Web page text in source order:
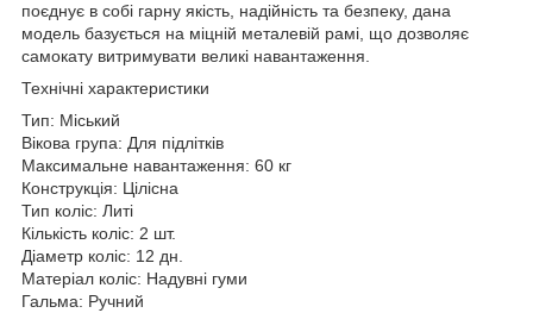
поєднує в собі гарну якість, надійність та безпеку, дана
модель базується на міцній металевій рамі, що дозволяє
самокату витримувати великі навантаження.
Технічні характеристики
Тип: Міський
Вікова група: Для підлітків
Максимальне навантаження: 60 кг
Конструкція: Цілісна
Тип коліс: Литі
Кількість коліс: 2 шт.
Діаметр коліс: 12 дн.
Матеріал коліс: Надувні гуми
Гальма: Ручний